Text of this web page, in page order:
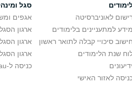
לאוניברסיטה
מידע למתעניינים בלימודים
חישוב סיכויי קבלה לתואר ראשון
שנת הלימודים
ידיעונים
לאזור האישי
סגל
אגפים
ארגון
ארגון
ארגון
כניסה ל-My Tau